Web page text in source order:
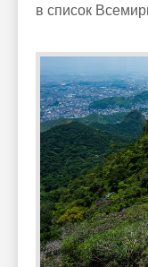
в список